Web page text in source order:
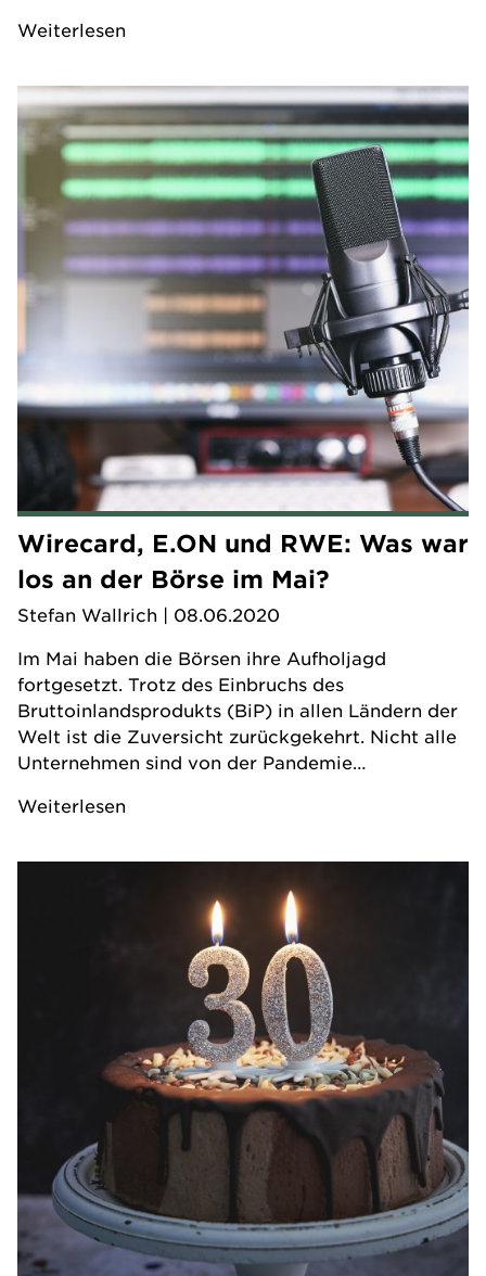
Weiterlesen
Wirecard, E.ON und RWE: Was war
los an der Börse im Mai?
Stefan Wallrich | 08.06.2020
Im Mai haben die Börsen ihre Aufholjagd
fortgesetzt. Trotz des Einbruchs des
Bruttoinlandsprodukts (BiP) in allen Ländern der
Welt ist die Zuversicht zurückgekehrt. Nicht alle
Unternehmen sind von der Pandemie
Weiterlesen